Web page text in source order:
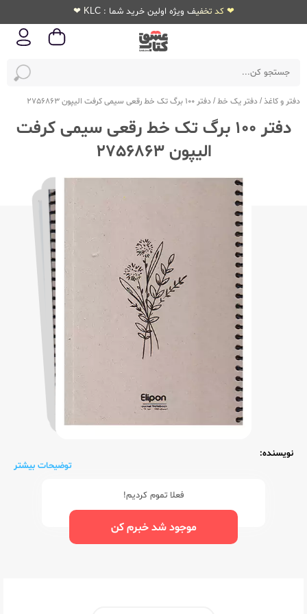
❤ کد تخفیف ویژه اولین خرید شما : KLC ❤
دفتر و کاغذ/دفتر یک خط/دفتر 100 برگ تک خط رقعی سیمی کرفت الیپون 2756863
دفتر 100 برگ تک خط رقعی سیمی کرفت
الیپون 2756863
نویسنده:
توضیحات بیشتر
فعلا تموم کردیم!
موجود شد خبرم کن